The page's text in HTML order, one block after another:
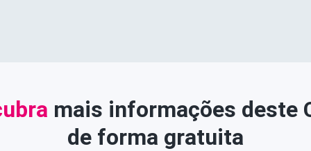
mais informações deste
de forma gratuita